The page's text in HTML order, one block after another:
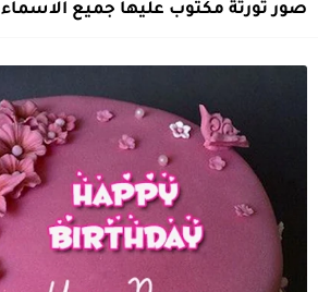
صور تورتة مكتوب عليها جميع الاسماء